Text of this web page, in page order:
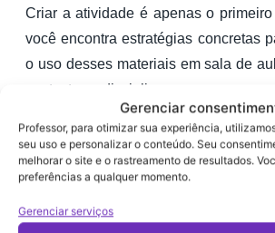
Gerenciar
Professor, para otimizar sua experiência,
seu uso e personalizar o conteúdo. Seu
melhorar o site e o rastreamento de resultados.
preferências a qualquer momento.
Gerenciar serviços
Criar a atividade é apenas o primeiro
você encontra estratégias concretas
o uso desses materiais em sala de
contextos e disciplinas.
1. Engajamento pelo Visual:
Surpresa
Matemática com personagens de